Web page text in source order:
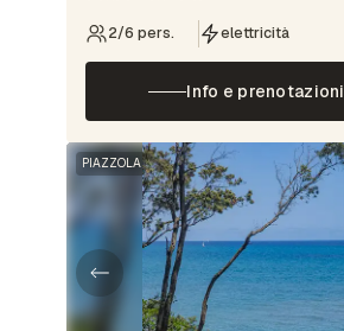
2/6 pers. elettricità
Info e prenotazioni
PIAZZOLA